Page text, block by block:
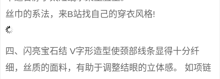
丝巾的系法，来B站找自己的穿衣风格!
四、闪亮宝石结 V字形造型使颈部线条显得十分纤
细，丝质的面料，有助于调整结眼的立体感。 如项链